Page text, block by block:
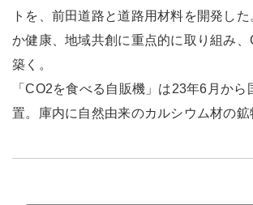
トを、前田道路と道路用材料を開発し
か健康、地域共創に重点的に取り組み
築く。
「CO2を食べる自販機」は23年6月から
置。庫内に自然由来のカルシウム材の鉱